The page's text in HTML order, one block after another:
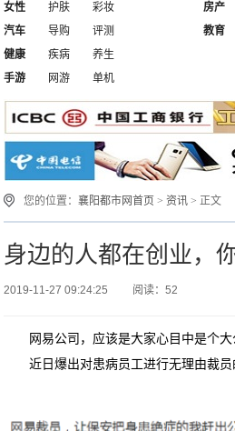
女性
护肤
彩妆
汽车
导购 评测
房产
教育
健康
疾病
养生
手游
网游 单机
您的位置：襄阳都市网首页 >资讯 > 正文
身边的人都在创业，
2019-11-27 09:24:25 阅读：52
网易公司，应该是大家心目中是个大
近日爆出对患病员工进行无理由裁员